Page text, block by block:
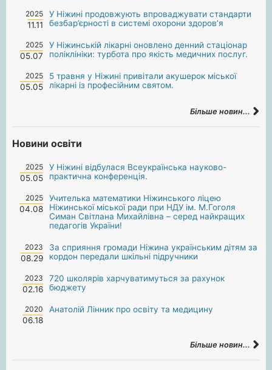
2025
11.11
У Ніжині продовжують впроваджувати стандарти
безбар’єрності в системі охорони здоров’я
2025
05.07
У Ніжинській лікарні оновлено денний стаціонар
поліклініки: турбота про якість медичних послуг.
2025
05.05
5 травня у Ніжині привітали акушерок міської
лікарні із професійним святом.
Більше новин...
Новини освіти
2025
05.05
У Ніжині відбулася Всеукраїнська науково-
практична конференція.
2025
04.08
Учителька математики Ніжинського ліцею
Ніжинської міської ради при НДУ ім. М.Гоголя
Симан Світлана Михайлівна – серед найкращих
педагогів України!
2023
08.29
За сприяння громади Ніжина українським дітям за
кордон передали шкільні підручники
2023
02.16
720 школярів харчуватимуться за рахунок
бюджету
2020
06.18
Анатолій Лінник про освіту та медицину
Більше новин...